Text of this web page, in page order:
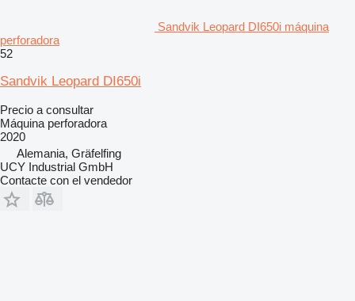
Sandvik Leopard DI650i máquina
perforadora
52
Sandvik Leopard DI650i
Precio a consultar
Máquina perforadora
2020
Alemania, Gräfelfing
UCY Industrial GmbH
Contacte con el vendedor